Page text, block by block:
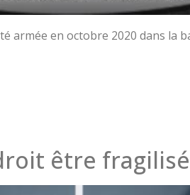
armée en octobre 2020 dans
être